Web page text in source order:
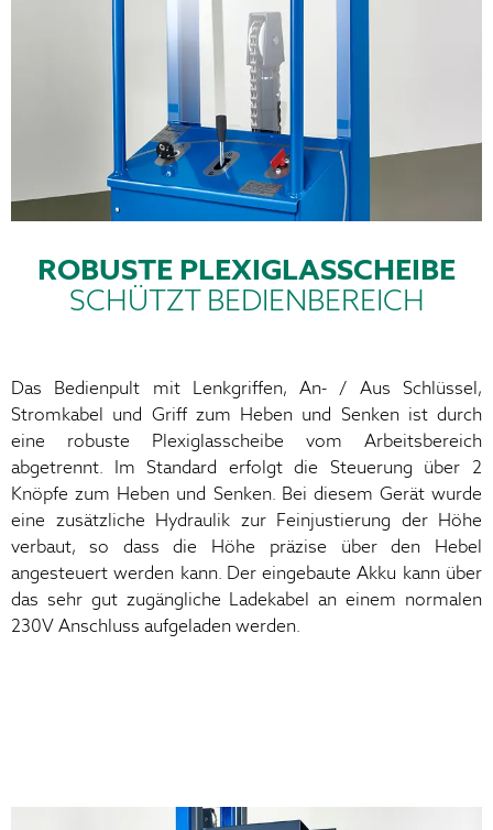
ROBUSTE PLEXIGLASSCHEIBE
SCHÜTZT BEDIENBEREICH
Das Bedienpult mit Lenkgriffen, An- / Aus Schlüssel,
Stromkabel und Griff zum Heben und Senken ist durch
eine robuste Plexiglasscheibe vom Arbeitsbereich
abgetrennt. Im Standard erfolgt die Steuerung über 2
Knöpfe zum Heben und Senken. Bei diesem Gerät wurde
eine zusätzliche Hydraulik zur Feinjustierung der Höhe
verbaut, so dass die Höhe präzise über den Hebel
angesteuert werden kann. Der eingebaute Akku kann über
das sehr gut zugängliche Ladekabel an einem normalen
230V Anschluss aufgeladen werden.